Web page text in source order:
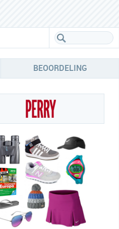
BEOORDELING